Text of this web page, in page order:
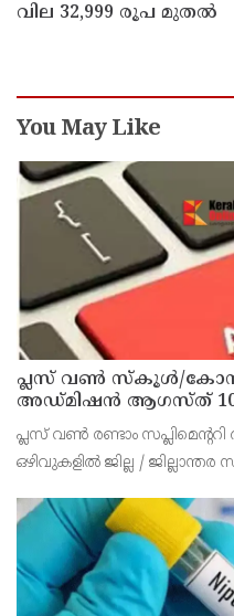
വില 32,999 രൂപ മുതൽ
You May Like
പ്ലസ് വൺ സ്‌കൂൾ/
അഡ്മിഷൻ ആഗസ്ത് 10,
പ്ലസ് വൺ രണ്ടാം
ഒഴിവുകളിൽ ജില്ല /
വൈകിട്ട് 4 മണി വരെ